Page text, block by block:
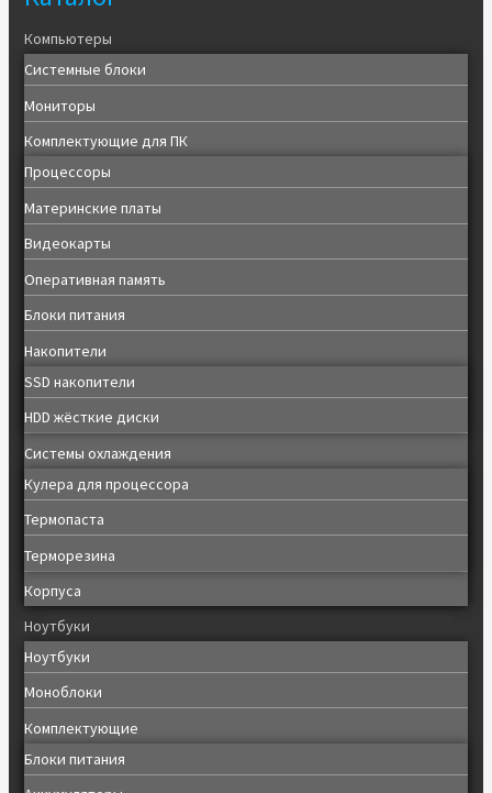
Компьютеры
Системные блоки
Мониторы
Комплектующие для ПК
Процессоры
Материнские платы
Видеокарты
Оперативная память
Блоки питания
Накопители
SSD накопители
HDD жёсткие диски
Системы охлаждения
Кулера для процессора
Термопаста
Терморезина
Корпуса
Ноутбуки
Ноутбуки
Моноблоки
Комплектующие
Блоки питания